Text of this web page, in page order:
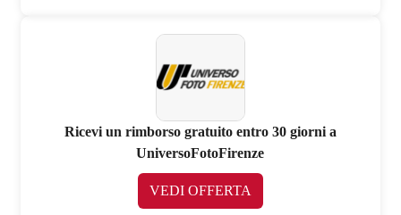
Ricevi un rimborso gratuito entro 30 giorni a
UniversoFotoFirenze
VEDI OFFERTA